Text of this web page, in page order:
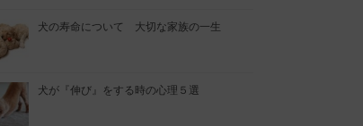
犬の寿命について 大切な家族の一生
犬が『伸び』をする時の心理５選